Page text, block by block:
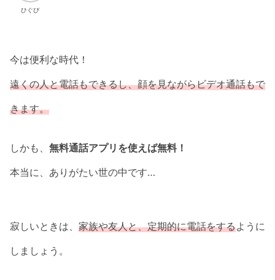
ひぐぴ
今は便利な時代！
遠くの人と電話もできるし、顔を見ながらビデオ通話もで
きます。
しかも、 無料通話アプリを使えば無料！
本当に、ありがたい世の中です…
寂しいときは、 家族や友人と、定期的に電話をするように
しましょう。